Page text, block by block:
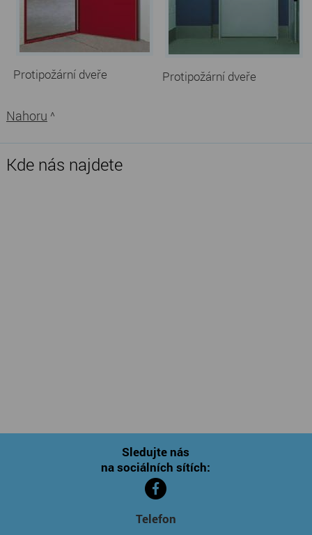
Protipožární dveře Protipožární dveře
Nahoru ^
Kde nás najdete
Sledujte nás
na sociálních sítích:
Telefon